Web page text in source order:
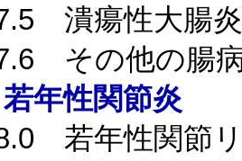
潰瘍性大腸
その他の腸
年性関節炎
若年性関節